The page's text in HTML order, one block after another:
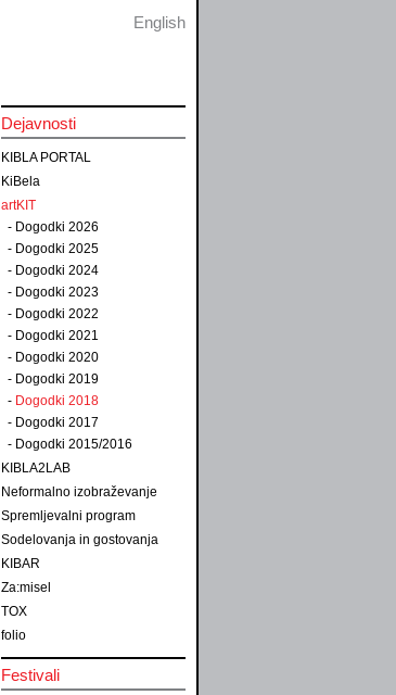
English
Dejavnosti
KIBLA PORTAL
KiBela
artKIT
- Dogodki 2026
- Dogodki 2025
- Dogodki 2024
- Dogodki 2023
- Dogodki 2022
- Dogodki 2021
- Dogodki 2020
- Dogodki 2019
- Dogodki 2018
- Dogodki 2017
- Dogodki 2015/2016
KIBLA2LAB
Neformalno izobraževanje
Spremljevalni program
Sodelovanja in gostovanja
KIBAR
Za:misel
TOX
folio
Festivali